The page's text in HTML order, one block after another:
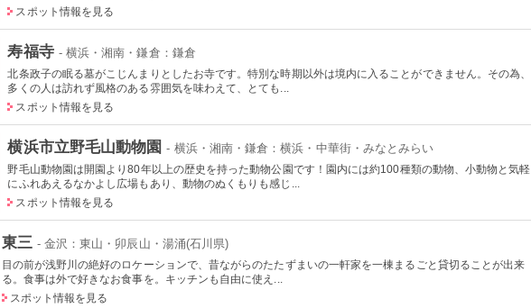
スポット情報を見る
寿福寺 - 横浜・湘南・鎌倉：鎌倉
北条政子の眠る墓がこじんまりとしたお寺です。特別な時期以外は境内に入ることができません。その為、
多くの人は訪れず風格のある雰囲気を味わえて、とても...
スポット情報を見る
横浜市立野毛山動物園 - 横浜・湘南・鎌倉：横浜・中華街・みなとみらい
野毛山動物園は開園より80年以上の歴史を持った動物公園です！園内には約100種類の動物、小動物と気軽
にふれあえるなかよし広場もあり、動物のぬくもりも感じ...
スポット情報を見る
東三 - 金沢：東山・卯辰山・湯涌(石川県)
目の前が浅野川の絶好のロケーションで、昔ながらのたたずまいの一軒家を一棟まるごと貸切ることが出来
る。食事は外で好きなお食事を。キッチンも自由に使え...
スポット情報を見る